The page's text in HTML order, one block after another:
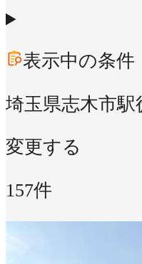
表示中の条件
埼玉県志木市駅
変更する
157件